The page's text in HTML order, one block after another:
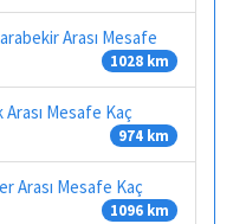
Arası Mesafe
1028 km
Mesafe Kaç
974 km
Arası Mesafe Kaç
1096 km